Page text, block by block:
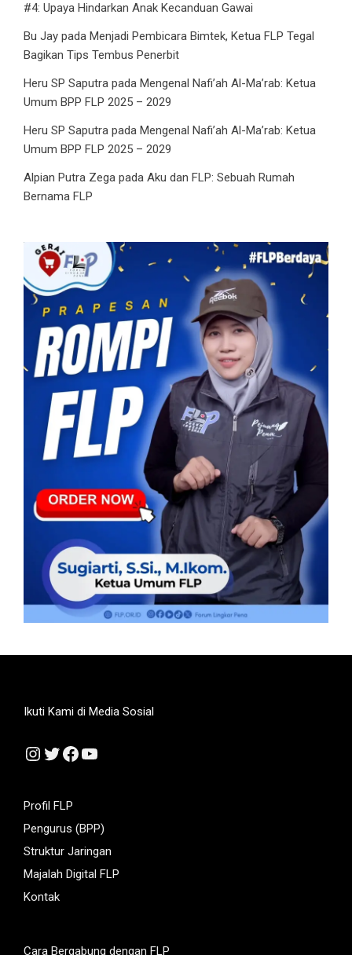
#4: Upaya Hindarkan Anak Kecanduan Gawai
Bu Jay pada Menjadi Pembicara Bimtek, Ketua FLP Tegal
Bagikan Tips Tembus Penerbit
Heru SP Saputra pada Mengenal Nafi’ah Al-Ma’rab: Ketua
Umum BPP FLP 2025 – 2029
Heru SP Saputra pada Mengenal Nafi’ah Al-Ma’rab: Ketua
Umum BPP FLP 2025 – 2029
Alpian Putra Zega pada Aku dan FLP: Sebuah Rumah
Bernama FLP
Ikuti Kami di Media Sosial
Instagram
Twitter
Facebook
YouTube
Profil FLP
Pengurus (BPP)
Struktur Jaringan
Majalah Digital FLP
Kontak
Cara Bergabung dengan FLP